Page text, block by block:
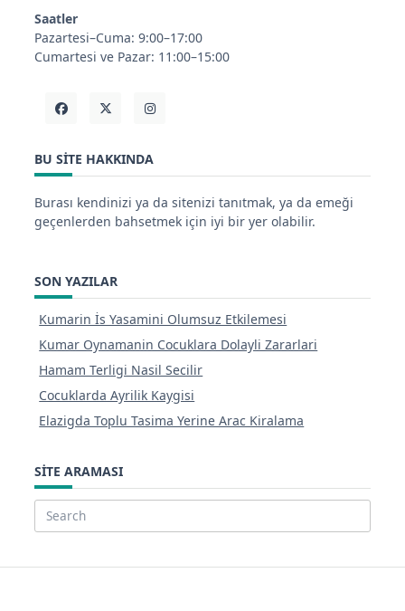
Saatler
Pazartesi–Cuma: 9:00–17:00
Cumartesi ve Pazar: 11:00–15:00
BU SITE HAKKINDA
Burası kendinizi ya da sitenizi tanıtmak, ya da emeği
geçenlerden bahsetmek için iyi bir yer olabilir.
SON YAZILAR
Kumarin İs Yasamini Olumsuz Etkilemesi
Kumar Oynamanin Cocuklara Dolayli Zararlari
Hamam Terligi Nasil Secilir
Cocuklarda Ayrilik Kaygisi
Elazigda Toplu Tasima Yerine Arac Kiralama
SITE ARAMASI
Search